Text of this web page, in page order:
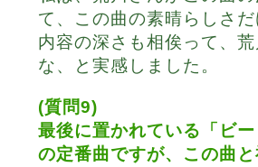
て、この曲の素晴らしさ
内容の深さも相俟って、
な、と実感しました。
(質問9)
最後に置かれている「ビ
の定番曲ですが、この曲